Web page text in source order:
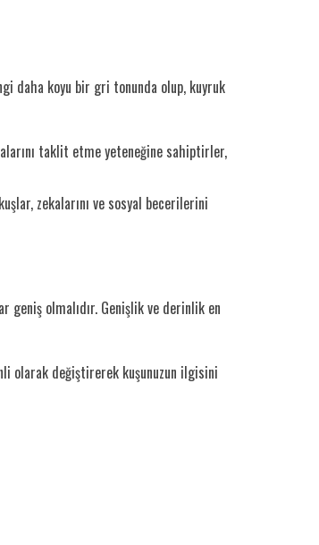
daha koyu bir gri tonunda olup, kuyruk
taklit etme yeteneğine sahiptirler,
zekalarını ve sosyal becerilerini
geniş olmalıdır. Genişlik ve derinlik en
olarak değiştirerek kuşunuzun ilgisini